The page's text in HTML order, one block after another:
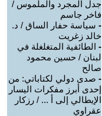
جدل المجرد والملموس /
فاخر جاسم
- سياسة حفار الساق / د.
خالد زغريت
- الطائفية المتغلغلة في
لبنان / حسين محمود
صالح
- صدى دولي لكتاباتي: من
إحدى أبرز مفكرات اليسار
الإيطالي إلى أ ... / رزكار
عقراوي